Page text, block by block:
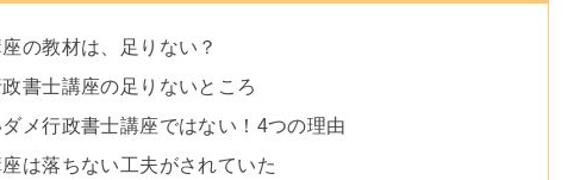
の教材は、足りない？
書士講座の足りないところ
メ行政書士講座ではない！4つの理由
は落ちない工夫がされていた